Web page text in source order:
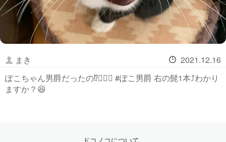
まき
2021.12.16
ぽこちゃん男爵だったの⁉️🤵🏻‍♂️ #ぽこ男爵 右の髭1本⤴️わかり
ますか？😆